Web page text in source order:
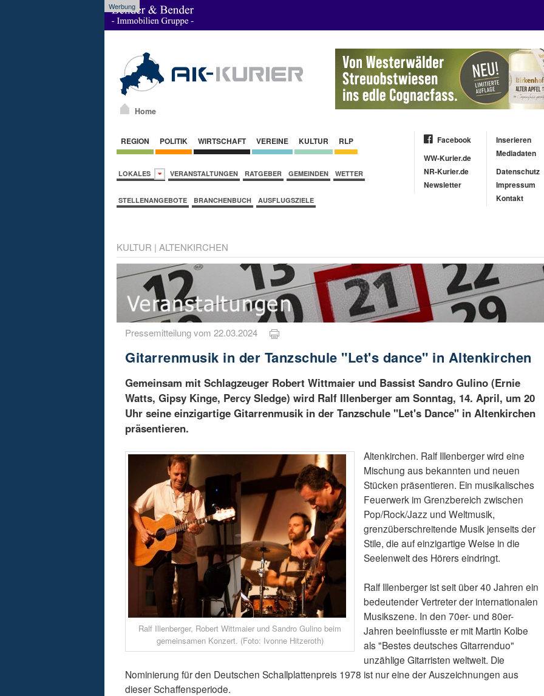
Werbung
Home
REGION POLITIK WIRTSCHAFT VEREINE KULTUR RLP
LOKALES VERANSTALTUNGEN RATGEBER GEMEINDEN WETTER
STELLENANGEBOTE BRANCHENBUCH AUSFLUGSZIELE
Facebook
WW-Kurier.de
NR-Kurier.de
Newsletter
Inserieren
Mediadaten
Datenschutz
Impressum
Kontakt
KULTUR | ALTENKIRCHEN
Pressemitteilung vom 22.03.2024
Gitarrenmusik in der Tanzschule "Let's dance" in Altenkirchen
Gemeinsam mit Schlagzeuger Robert Wittmaier und Bassist Sandro Gulino (Ernie
Watts, Gipsy Kinge, Percy Sledge) wird Ralf Illenberger am Sonntag, 14. April, um 20
Uhr seine einzigartige Gitarrenmusik in der Tanzschule "Let's Dance" in Altenkirchen
präsentieren.
Ralf Illenberger, Robert Wittmaier und Sandro Gulino beim
gemeinsamen Konzert. (Foto: Ivonne Hitzeroth)
Altenkirchen. Ralf Illenberger wird eine
Mischung aus bekannten und neuen
Stücken präsentieren. Ein musikalisches
Feuerwerk im Grenzbereich zwischen
Pop/Rock/Jazz und Weltmusik,
grenzüberschreitende Musik jenseits der
Stile, die auf einzigartige Weise in die
Seelenwelt des Hörers eindringt.
Ralf Illenberger ist seit über 40 Jahren ein
bedeutender Vertreter der internationalen
Musikszene. In den 70er- und 80er-
Jahren beeinflusste er mit Martin Kolbe
als "Bestes deutsches Gitarrenduo"
unzählige Gitarristen weltweit. Die
Nominierung für den Deutschen Schallplattenpreis 1978 ist nur eine der Auszeichnungen aus
dieser Schaffensperiode.